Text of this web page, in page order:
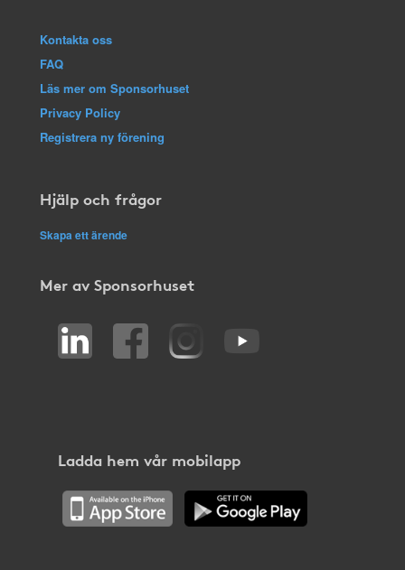
Kontakta oss
FAQ
Läs mer om Sponsorhuset
Privacy Policy
Registrera ny förening
Hjälp och frågor
Skapa ett ärende
Mer av Sponsorhuset
Ladda hem vår mobilapp